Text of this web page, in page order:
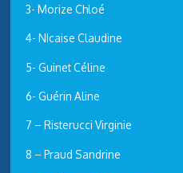
3- Morize Chloé
4- NIcaise Claudine
5- Guinet Céline
6- Guérin Aline
7 – Risterucci Virginie
8 – Praud Sandrine